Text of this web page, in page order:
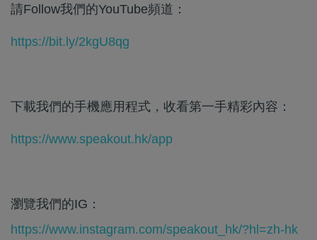
請Follow我們的YouTube頻道：
https://bit.ly/2kgU8qg
下載我們的手機應用程式，收看第一手精彩內容：
https://www.speakout.hk/app
瀏覽我們的IG：
https://www.instagram.com/speakout_hk/?hl=zh-hk